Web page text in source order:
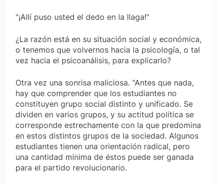
"¡Allí puso usted el dedo en la llaga!"
¿La razón está en su situación social y económica,
o tenemos que volvernos hacia la psicología, o tal
vez hacia el psicoanálisis, para explicarlo?
Otra vez una sonrisa maliciosa. "Antes que nada,
hay que comprender que los estudiantes no
constituyen grupo social distinto y unificado. Se
dividen en va­rios grupos, y su actitud política se
corresponde estre­chamente con la que predomina
en estos distintos gru­pos de la sociedad. Algunos
estudiantes tienen una orientación radical, pero
una cantidad mínima de éstos puede ser ganada
para el partido revolucionario.